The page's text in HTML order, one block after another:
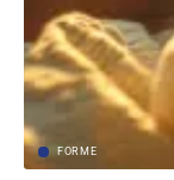
FORME